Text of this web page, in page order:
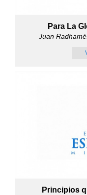
Para La
Juan
Principios